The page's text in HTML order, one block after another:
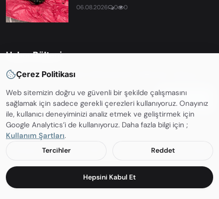
06.08.2026 0 0
Haber Bülteni
En son haberleri ve güncellemelerden haberdar olmak için
Abone OL
Copyright 2002 - 2026 Tekbul Haber Portalı. Tüm hakları saklıdır.
❓ Sıkça Sorulan Sorular ℹ️ İletişim
📜 Kullanım Şartları
Çerez Politikası
Web sitemizin doğru ve güvenli bir şekilde çalışmasını
sağlamak için sadece gerekli çerezleri kullanıyoruz. Onayınız
ile, kullanıcı deneyiminizi analiz etmek ve geliştirmek için
Google Analytics’i de kullanıyoruz. Daha fazla bilgi için ;
Kullanım Şartları.
Tercihler Reddet
Hepsini Kabul Et